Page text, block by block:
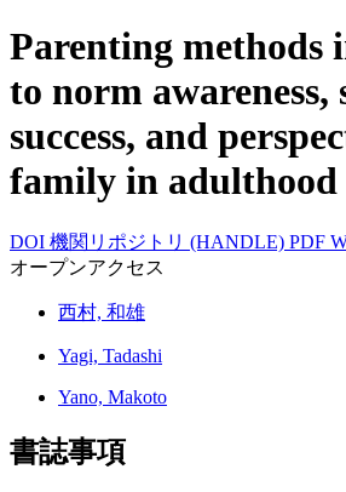
Parenting methods
to norm awareness,
success, and
family in adulthood
DOI 機関リポジトリ (HANDLE) PDF
オープンアクセス
西村, 和雄
Yagi, Tadashi
Yano, Makoto
書誌事項